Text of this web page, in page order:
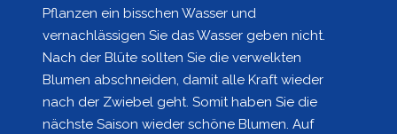
Pflanzen ein bisschen Wasser und
vernachlässigen Sie das Wasser geben nicht.
Nach der Blüte sollten Sie die verwelkten
Blumen abschneiden, damit alle Kraft wieder
nach der Zwiebel geht. Somit haben Sie die
nächste Saison wieder schöne Blumen. Auf